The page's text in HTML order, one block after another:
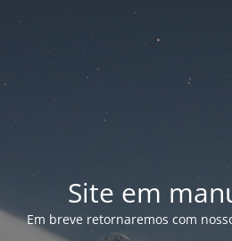
Site em
Em breve retornaremos com